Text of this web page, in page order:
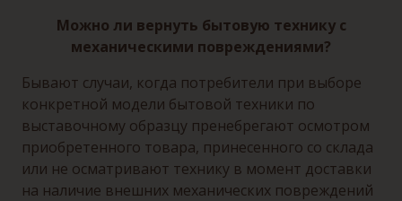
Можно ли вернуть бытовую технику с
механическими повреждениями?
Бывают случаи, когда потребители при выборе
конкретной модели бытовой техники по
выставочному образцу пренебрегают осмотром
приобретенного товара, принесенного со склада
или не осматривают технику в момент доставки
на наличие внешних механических повреждений